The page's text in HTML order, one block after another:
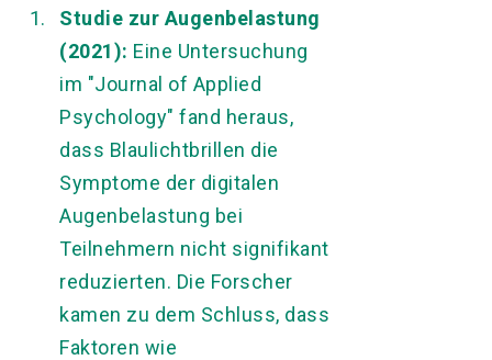
Studie zur Augenbelastung
(2021): Eine Untersuchung
im "Journal of Applied
Psychology" fand heraus,
dass Blaulichtbrillen die
Symptome der digitalen
Augenbelastung bei
Teilnehmern nicht signifikant
reduzierten. Die Forscher
kamen zu dem Schluss, dass
Faktoren wie